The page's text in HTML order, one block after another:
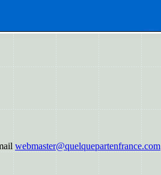
webmaster@quelquepartenfrance.com